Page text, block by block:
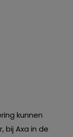
kunnen
bij Axa in de